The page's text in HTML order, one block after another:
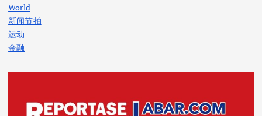
World
新闻节拍
运动
金融